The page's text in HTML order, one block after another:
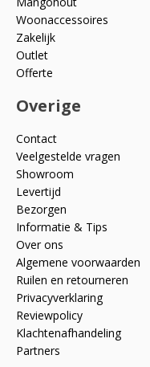
Woonaccessoires
Zakelijk
Outlet
Offerte
Overige
Contact
Veelgestelde vragen
Showroom
Levertijd
Bezorgen
Informatie & Tips
Over ons
Algemene voorwaarden
Ruilen en retourneren
Privacyverklaring
Reviewpolicy
Klachtenafhandeling
Partners